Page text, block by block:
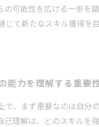
の可能性を広げる一歩を
じて新たなスキル獲得を
能力を理解する重要
で、まず重要なのは自分
己理解は、どのスキルを